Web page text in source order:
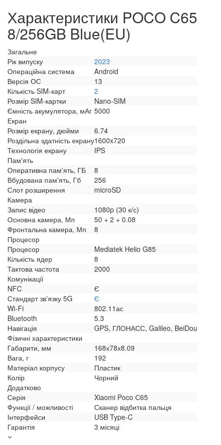
Характеристики POCO C65
8/256GB Blue(EU)
Загальне
Рік випуску
2023
Операційна система
Android
Версія ОС
13
Кількість SIM-карт
2
Розмір SIM-картки
Nano-SIM
Ємність акумулятора, мАг 5000
Екран
Розмір екрану, дюйми
6.74
Роздільна здатність екрану1600x720
Технологія екрану
IPS
Пам'ять
Оперативна пам'ять, ГБ
8
Вбудована пам'ять, Гб
256
Слот розширення
microSD
Камера
Запис відео
1080p (30 к/с)
Основна камера, Мп
50 + 2 + 0.08
Фронтальна камера, Мп
8
Процесор
Процесор
Mediatek Helio G85
Кількість ядер
8
Тактова частота
2000
Комунікації
NFC
Є
Стандарт зв'язку 5G
Є
Wi-Fi
802.11ас
Bluetooth
5.3
Навігація
GPS, ГЛОНАСС, Galileo, BeiDou
Фізичні характеристики
Габарити, мм
168х78х8.09
Вага, г
192
Матеріал корпусу
Пластик
Колір
Чорний
Додатково
Серія
Xiaomi Poco С65
Функції / можливості
Сканер відбитка пальця
Інтерфейси
USB Type-C
Гарантія
3 місяці